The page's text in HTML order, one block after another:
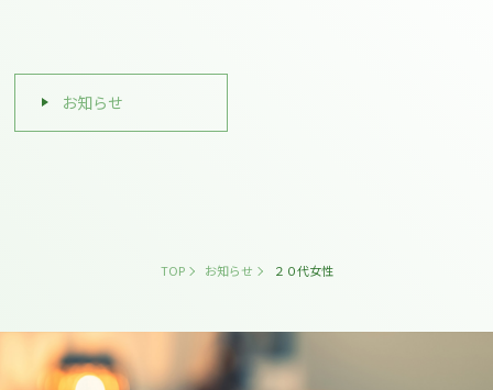
お知らせ
TOP お知らせ ２０代女性